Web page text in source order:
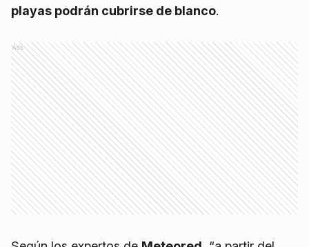
playas podrán cubrirse de blanco.
Ads